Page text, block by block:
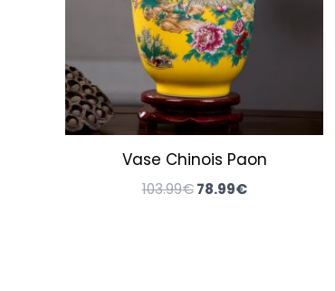
Vase Chinois Paon
103.99€ 78.99€